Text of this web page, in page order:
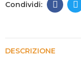
DESCRIZIONE